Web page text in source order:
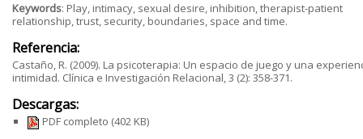
Keywords: Play, intimacy, sexual desire, inhibition, therapist-patient
relationship, trust, security, boundaries, space and time.
Referencia:
Castaño, R. (2009). La psicoterapia: Un espacio de juego y una
intimidad. Clínica e Investigación Relacional, 3 (2): 358-371.
Descargas:
PDF completo (402 KB)